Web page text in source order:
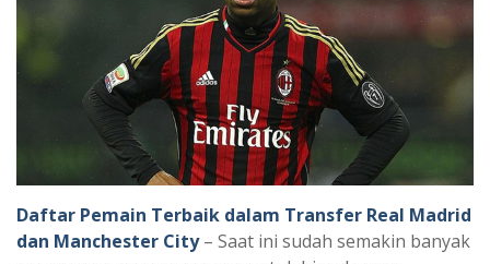
Daftar Pemain Terbaik dalam Transfer Real Madrid
dan Manchester City– Saat ini sudah semakin banyak